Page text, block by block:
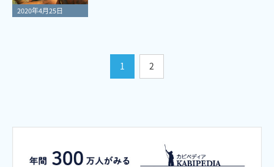
2020年4月25日
1 2